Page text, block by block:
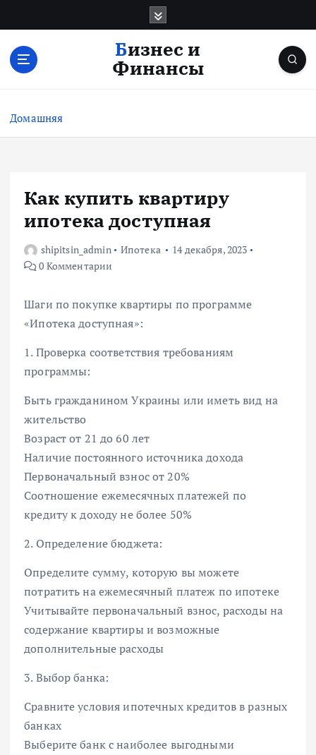
с
Бизнес и
Финансы
Домашняя
Как купить квартиру
ипотека доступная
shipitsin_admin Ипотека
14 декабря, 2023
0 Комментарии
Шаги по покупке квартиры по программе
«Ипотека доступная»:
1. Проверка соответствия требованиям
программы:
Быть гражданином Украины или иметь вид на
жительство
Возраст от 21 до 60 лет
Наличие постоянного источника дохода
Первоначальный взнос от 20%
Соотношение ежемесячных платежей по
кредиту к доходу не более 50%
2. Определение бюджета:
Определите сумму, которую вы можете
потратить на ежемесячный платеж по ипотеке
Учитывайте первоначальный взнос, расходы на
содержание квартиры и возможные
дополнительные расходы
3. Выбор банка:
Сравните условия ипотечных кредитов в разных
банках
Выберите банк с наиболее выгодными